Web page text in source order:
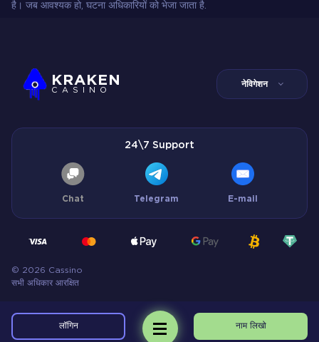
है। जब आवश्यक हो, घटना अधिकारियों को भेजा जाता है.
KRAKEN
CASINO
नेविगेशन
24\7 Support
Chat Telegram E-mail
© 2026 Cassino
सभी अधिकार आरक्षित
लॉगिन नाम लिखो